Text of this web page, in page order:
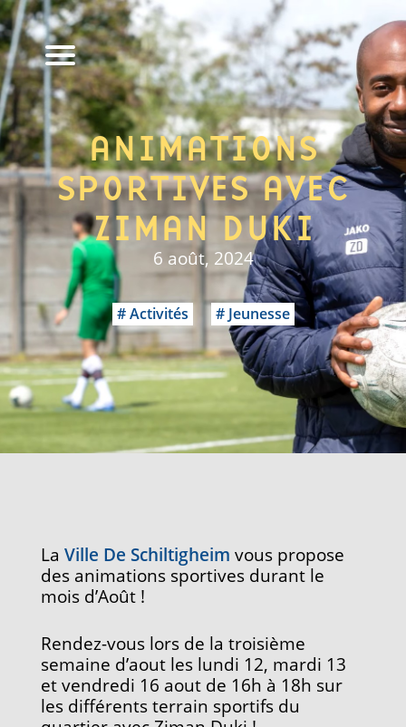
ANIMATIONS
SPORTIVES AVEC
ZIMAN DUKI
6 août, 2024
Activités Jeunesse
La Ville De Schiltigheim vous propose
des animations sportives durant le
mois d’Août !
Rendez-vous lors de la troisième
semaine d’aout les lundi 12, mardi 13
et vendredi 16 aout de 16h à 18h sur
les différents terrain sportifs du